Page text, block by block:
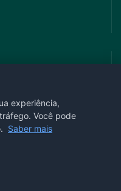
CEP: 78.280-000 -
experiência,
Você pode
Saber mais